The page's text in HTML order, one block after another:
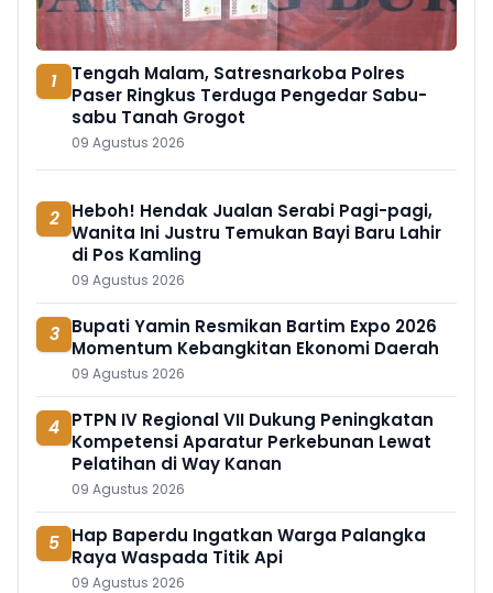
1
Tengah Malam, Satresnarkoba Polres
Paser Ringkus Terduga Pengedar Sabu-
sabu Tanah Grogot
09 Agustus 2026
2 Heboh! Hendak Jualan Serabi Pagi-pagi,
Wanita Ini Justru Temukan Bayi Baru Lahir
di Pos Kamling
09 Agustus 2026
3 Bupati Yamin Resmikan Bartim Expo 2026
Momentum Kebangkitan Ekonomi Daerah
09 Agustus 2026
4 PTPN IV Regional VII Dukung Peningkatan
Kompetensi Aparatur Perkebunan Lewat
Pelatihan di Way Kanan
09 Agustus 2026
5 Hap Baperdu Ingatkan Warga Palangka
Raya Waspada Titik Api
09 Agustus 2026